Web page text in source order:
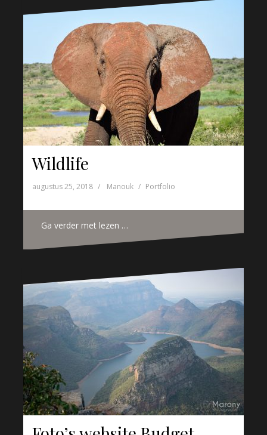
Wildlife
augustus 25, 2018 Manouk Portfolio
Ga verder met lezen …